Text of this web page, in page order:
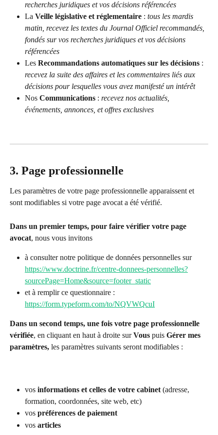
recherches juridiques et vos décisions référencées
La Veille législative et réglementaire : tous les mardis
matin, recevez les textes du Journal Officiel recommandés,
fondés sur vos recherches juridiques et vos décisions
référencées
Les Recommandations automatiques sur les décisions :
recevez la suite des affaires et les commentaires liés aux
décisions pour lesquelles vous avez manifesté un intérêt
Nos Communications : recevez nos actualités,
événements, annonces, et offres exclusives
3. Page professionnelle
Les paramètres de votre page professionnelle apparaissent et
sont modifiables si votre page avocat a été vérifié.
Dans un premier temps, pour faire vérifier votre page
avocat, nous vous invitons
à consulter notre politique de données personnelles sur
https://www.doctrine.fr/centre-donnees-personnelles?
sourcePage=Home&source=footer_static
et à remplir ce questionnaire :
https://form.typeform.com/to/NQVWQcuI
Dans un second temps, une fois votre page professionnelle
vérifiée, en cliquant en haut à droite sur Vous puis Gérer mes
paramètres, les paramètres suivants seront modifiables :
vos informations et celles de votre cabinet (adresse,
formation, coordonnées, site web, etc)
vos préférences de paiement
vos articles